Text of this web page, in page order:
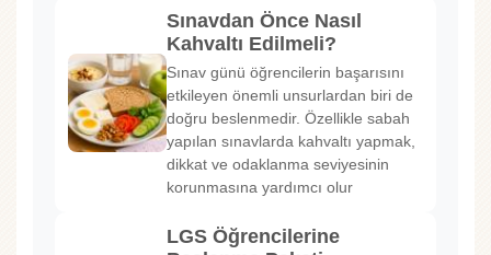
Sınavdan Önce Nasıl
Kahvaltı Edilmeli?
Sınav günü öğrencilerin başarısını
etkileyen önemli unsurlardan biri de
doğru beslenmedir. Özellikle sabah
yapılan sınavlarda kahvaltı yapmak,
dikkat ve odaklanma seviyesinin
korunmasına yardımcı olur
LGS Öğrencilerine